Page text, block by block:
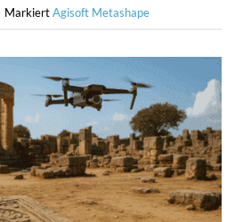
MarkiertAgisoft Metashape